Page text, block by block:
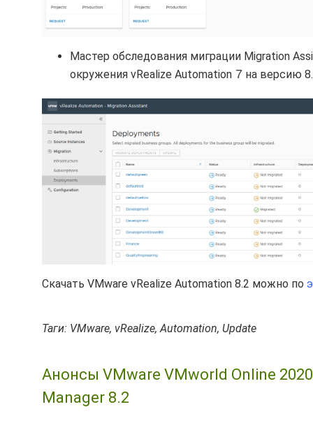
Мастер обследования миграции Migration
окружения vRealize Automation 7 на версию
Скачать VMware vRealize Automation 8.2 можно по
Таги: VMware, vRealize, Automation, Update
Анонсы VMware VMworld Online
Manager 8.2